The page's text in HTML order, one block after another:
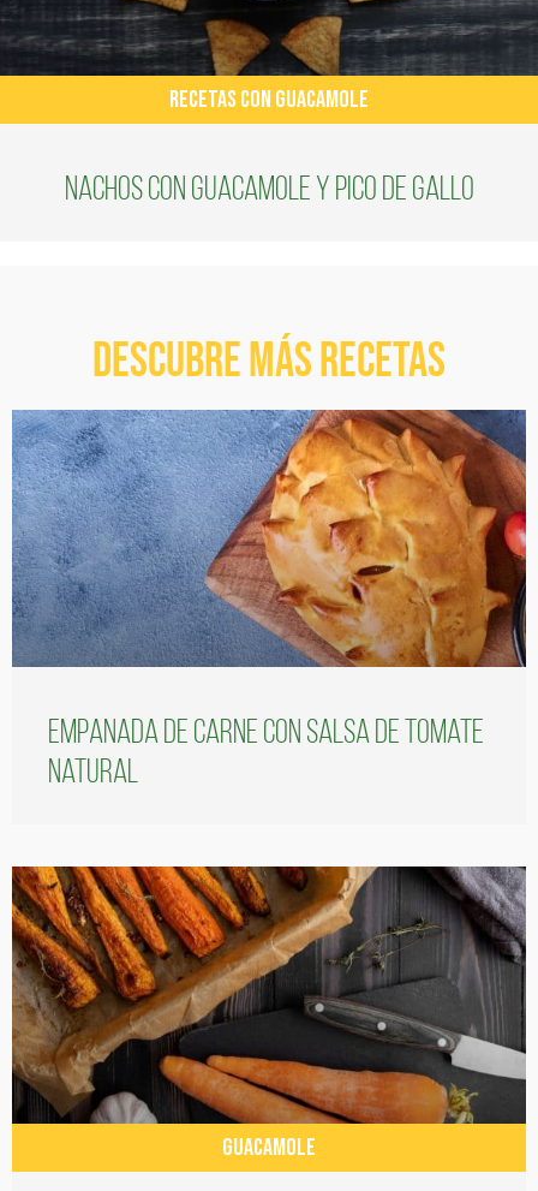
RECETAS CON GUACAMOLE
Nachos con guacamole y pico de gallo
Descubre más recetas
Empanada de carne con salsa de tomate
natural
GUACAMOLE